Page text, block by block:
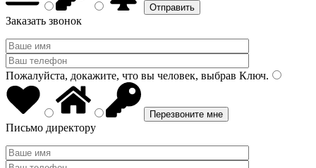
Заказать звонок
Пожалуйста, докажите, что вы человек, выбрав Ключ.
Письмо директору